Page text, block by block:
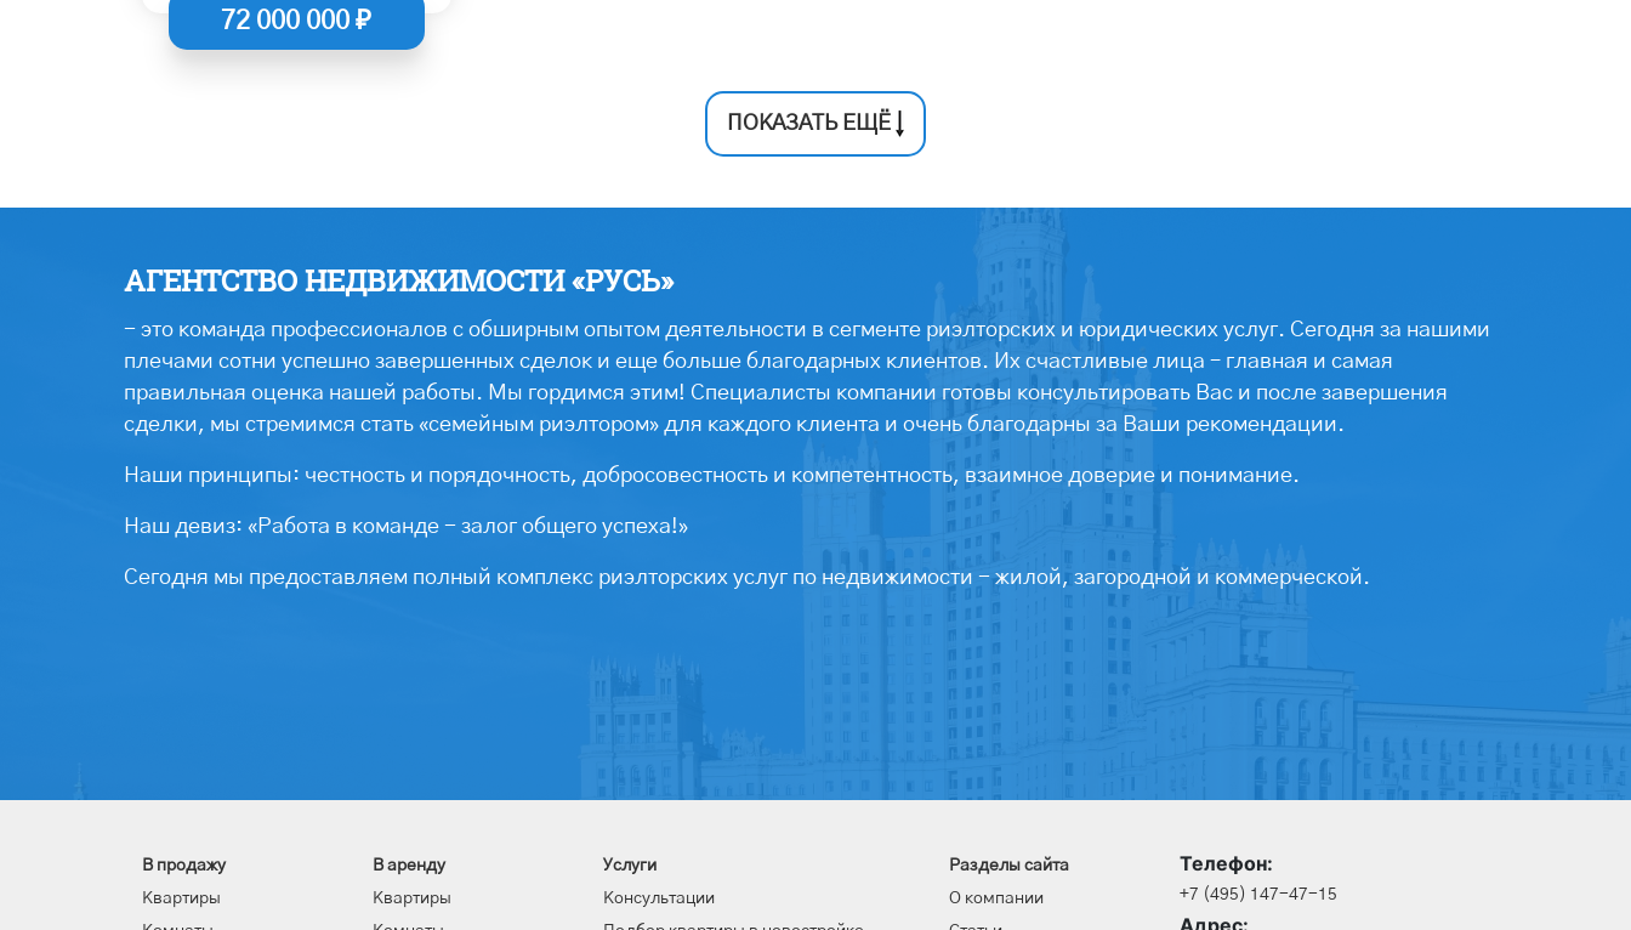
72 000 000 ₽
ПОКАЗАТЬ ЕЩЁ
АГЕНТСТВО НЕДВИЖИМОСТИ «РУСЬ»
- это команда профессионалов с обширным опытом деятельности в сегменте риэлторских и юридических услуг. Сегодня за нашими
плечами сотни успешно завершенных сделок и еще больше благодарных клиентов. Их счастливые лица – главная и самая
правильная оценка нашей работы. Мы гордимся этим! Специалисты компании готовы консультировать Вас и после завершения
сделки, мы стремимся стать «семейным риэлтором» для каждого клиента и очень благодарны за Ваши рекомендации.
Наши принципы: честность и порядочность, добросовестность и компетентность, взаимное доверие и понимание.
Наш девиз: «Работа в команде - залог общего успеха!»
Сегодня мы предоставляем полный комплекс риэлторских услуг по недвижимости - жилой, загородной и коммерческой.
В продажу
Квартиры
В аренду
Квартиры
Услуги
Консультации
Разделы сайта
О компании
Телефон:
+7 (495) 147-47-15
Адрес: